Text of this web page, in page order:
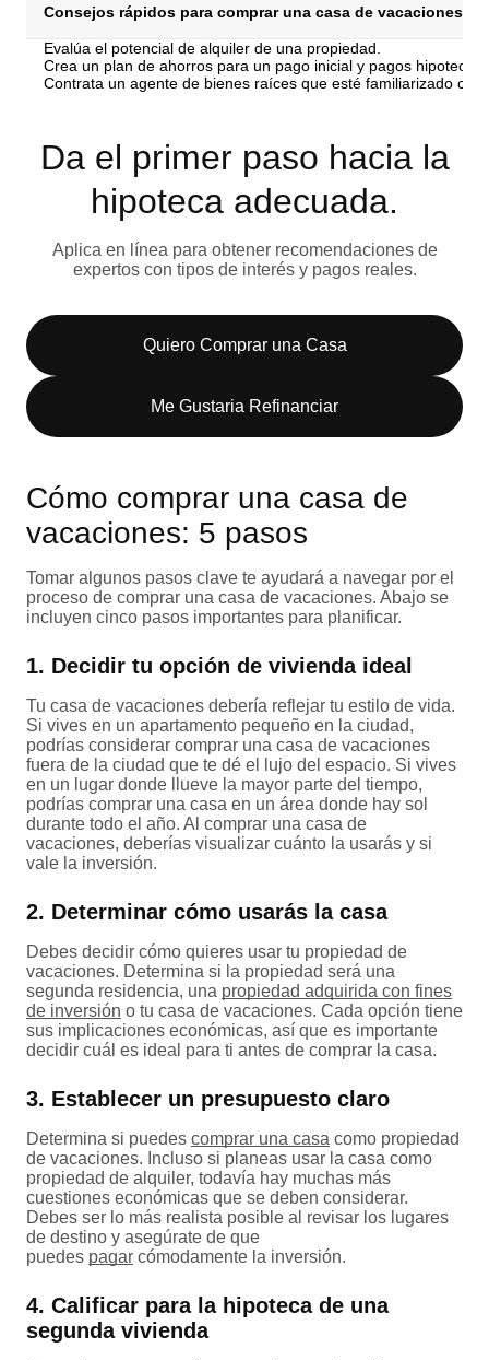
Consejos rápidos para comprar una casa de vacaciones
Evalúa el potencial de alquiler de una propiedad.
Crea un plan de ahorros para un pago inicial y pagos
Contrata un agente de bienes raíces que esté familiarizado
Da el primer paso hacia la
hipoteca adecuada.
Aplica en línea para obtener recomendaciones de
expertos con tipos de interés y pagos reales.
Quiero Comprar una Casa
Me Gustaria Refinanciar
Cómo comprar una casa de
vacaciones: 5 pasos
Tomar algunos pasos clave te ayudará a navegar por el
proceso de comprar una casa de vacaciones. Abajo se
incluyen cinco pasos importantes para planificar.
1. Decidir tu opción de vivienda ideal
Tu casa de vacaciones debería reflejar tu estilo de vida.
Si vives en un apartamento pequeño en la ciudad,
podrías considerar comprar una casa de vacaciones
fuera de la ciudad que te dé el lujo del espacio. Si vives
en un lugar donde llueve la mayor parte del tiempo,
podrías comprar una casa en un área donde hay sol
durante todo el año. Al comprar una casa de
vacaciones, deberías visualizar cuánto la usarás y si
vale la inversión.
2. Determinar cómo usarás la casa
Debes decidir cómo quieres usar tu propiedad de
vacaciones. Determina si la propiedad será una
segunda residencia, una propiedad adquirida con fines
de inversión o tu casa de vacaciones. Cada opción tiene
sus implicaciones económicas, así que es importante
decidir cuál es ideal para ti antes de comprar la casa.
3. Establecer un presupuesto claro
Determina si puedes comprar una casa como propiedad
de vacaciones. Incluso si planeas usar la casa como
propiedad de alquiler, todavía hay muchas más
cuestiones económicas que se deben considerar.
Debes ser lo más realista posible al revisar los lugares
de destino y asegúrate de que
puedes pagar cómodamente la inversión.
4. Calificar para la hipoteca de una
segunda vivienda